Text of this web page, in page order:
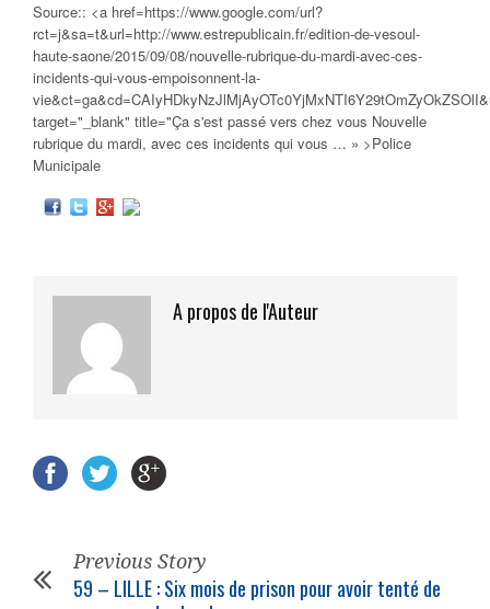
Source:: <a href=https://www.google.com/url?
rct=j&sa=t&url=http://www.estrepublicain.fr/edition-de-vesoul-
haute-saone/2015/09/08/nouvelle-rubrique-du-mardi-avec-ces-
incidents-qui-vous-empoisonnent-la-
target="_blank" title="Ça s'est passé vers chez vous Nouvelle
rubrique du mardi, avec ces incidents qui vous … » >Police
Municipale
A propos de l'Auteur
Previous Story
59 – LILLE : Six mois de prison pour avoir tenté de